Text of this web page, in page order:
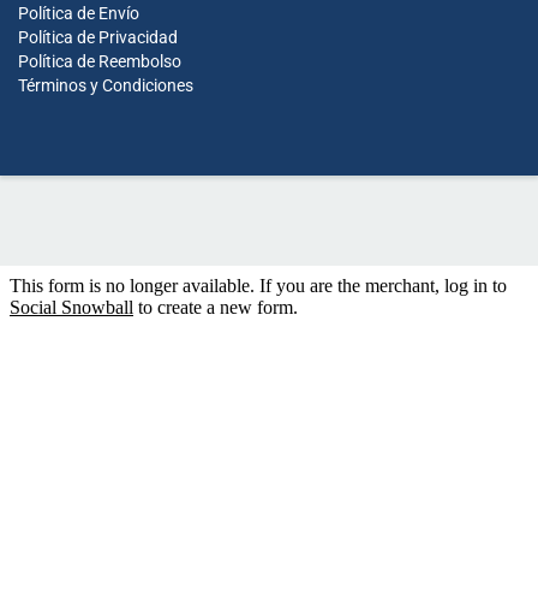
Política de Envío
Política de Privacidad
Política de Reembolso
Términos y Condiciones